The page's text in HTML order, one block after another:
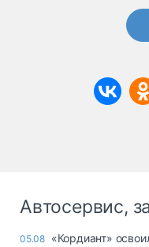
Автосервис,
05.08 «Кордиант»